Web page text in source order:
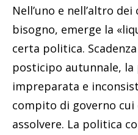
Nell’uno e nell’altro
bisogno, emerge la
certa politica.
posticipo autunnale,
impreparata e
compito di governo cui
assolvere. La politica